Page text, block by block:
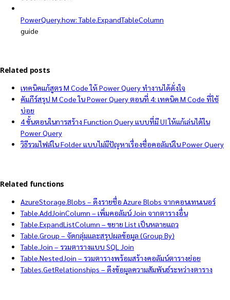
PowerQuery.how: Table.ExpandTableColumn
guide
Related posts
เทคนิคแก้สูตร M Code ให้ Power Query ทำงานได้ดั่งใจ
คัมภีร์สรุป M Code ใน Power Query ตอนที่ 4: เทคนิค M Code ที่ใช้
บ่อย
4 ขั้นตอนในการสร้าง Function Query แบบที่มี UI ให้แก้เล่นได้ใน
Power Query
วิธีรวมไฟล์ใน Folder แบบไม่มีปัญหาเรื่องชื่อคอลัมน์ใน Power Query
Related functions
AzureStorage.Blobs – ดึงรายชื่อ Azure Blobs จากคอนเทนเนอร์
Table.AddJoinColumn – เพิ่มคอลัมน์ Join จากตารางอื่น
Table.ExpandListColumn – ขยาย List เป็นหลายแถว
Table.Group – จัดกลุ่มและสรุปผลข้อมูล (Group By)
Table.Join – รวมตารางแบบ SQL Join
Table.NestedJoin – รวมตารางพร้อมสร้างคอลัมน์ตารางย่อย
Tables.GetRelationships – ดึงข้อมูลความสัมพันธ์ระหว่างตาราง